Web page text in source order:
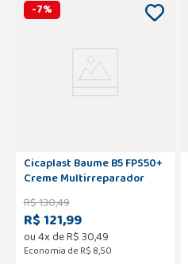
-7%
Cicaplast Baume B5 FPS50+
Creme Multirreparador
40ml
R$130,49
R$ 121,99
ou4x deR$30,49
Economia de R$ 8,50